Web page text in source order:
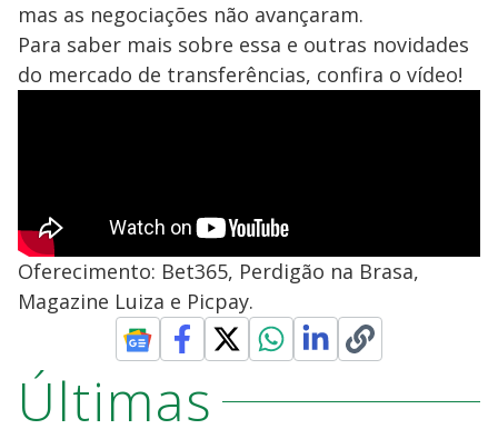
mas as negociações não avançaram.
Para saber mais sobre essa e outras novidades
do mercado de transferências, confira o vídeo!
Oferecimento: Bet365, Perdigão na Brasa,
Magazine Luiza e Picpay.
Últimas